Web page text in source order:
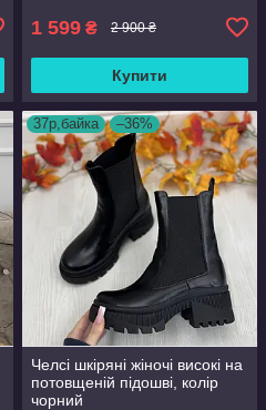
1 599 ₴ 2 900 ₴
Купити
37р,байка –36%
Челсі шкіряні жіночі високі на
потовщеній підошві, колір
чорний